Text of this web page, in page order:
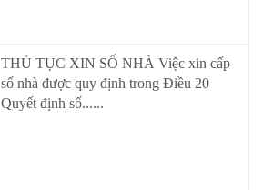
THỦ TỤC XIN SỐ NHÀ Việc xin cấp
số nhà được quy định trong Điều 20
Quyết định số......